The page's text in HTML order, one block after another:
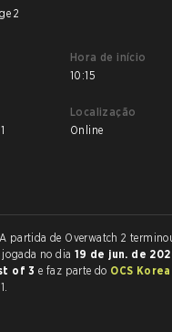
2
Hora de início
10:15
Localização
Online
A partida de Overwatch 2
jogada no dia 19 de jun. de
of 3e faz parte do OCS